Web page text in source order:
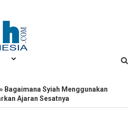
» Bagaimana Syiah Menggunakan
Ajaran Sesatnya